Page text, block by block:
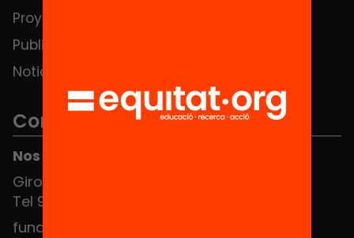
Proyectos
Publicaciones y vídeos
Noticias
Contacto
Nos puedes encontrar en el HUB Social
Girona 34, interior 08010 Barcelona
Tel 934 588 700
fundacio@equitat.org